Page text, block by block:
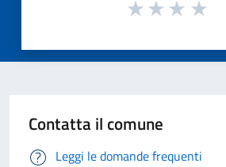
Contatta il comune
Leggi le domande frequenti